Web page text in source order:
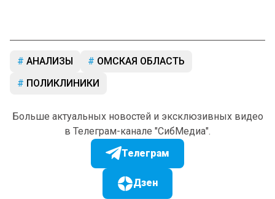
АНАЛИЗЫ
ОМСКАЯ ОБЛАСТЬ
ПОЛИКЛИНИКИ
Больше актуальных новостей и эксклюзивных видео
в Телеграм-канале "СибМедиа".
Телеграм
Дзен